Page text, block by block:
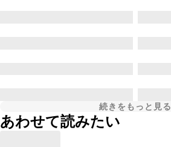
続きをもっと見る
あわせて読みたい